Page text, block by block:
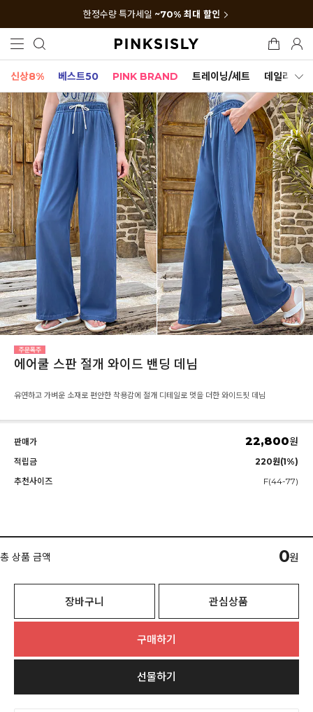
한정수량 특가세일 ~70% 최대 할인
신상8% 베스트50 PINK BRAND 트레이닝/세트 데일리세트
에어쿨 스판 절개 와이드 밴딩 데님
유연하고 가벼운 소재로 편안한 착용감에 절개 디테일로 멋을 더한 와이드핏 데님
판매가 22,800원
적립금
220원(1%)
추천사이즈
F(44-77)
총 상품 금액 0원
장바구니 관심상품
구매하기
선물하기